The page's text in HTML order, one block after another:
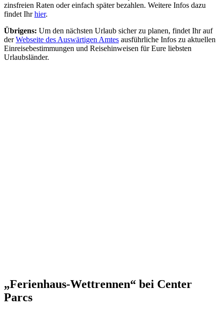
zinsfreien Raten oder einfach später bezahlen. Weitere Infos dazu
findet Ihrhier.
Übrigens: Um den nächsten Urlaub sicher zu planen, findet Ihr auf
derWebseite des Auswärtigen Amtes ausführliche Infos zu aktuellen
Einreisebestimmungen und Reisehinweisen für Eure liebsten
Urlaubsländer.
„Ferienhaus-Wettrennen“ bei Center
Parcs